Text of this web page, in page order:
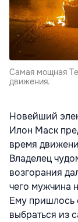
Самая мощная
движения.
Новейший
Илон Маск
время
Владелец
возгорания
чего мужчина
Ему пришлось
выбраться из